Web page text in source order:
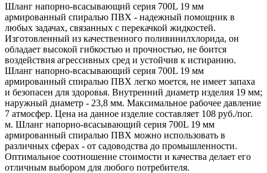
Шланг напорно-всасывающий серия 700L 19 мм
армированный спиралью ПВХ - надежный помощник в
любых задачах, связанных с перекачкой жидкостей.
Изготовленный из качественного поливинилхлорида, он
обладает высокой гибкостью и прочностью, не боится
воздействия агрессивных сред и устойчив к истиранию.
Шланг напорно-всасывающий серия 700L 19 мм
армированный спиралью ПВХ легко моется, не имеет запаха
и безопасен для здоровья. Внутренний диаметр изделия 19 мм;
наружный диаметр - 23,8 мм. Максимальное рабочее давление
7 атмосфер. Цена на данное изделие составляет 108 руб./пог.
м. Шланг напорно-всасывающий серия 700L 19 мм
армированный спиралью ПВХ можно использовать в
различных сферах - от садоводства до промышленности.
Оптимальное соотношение стоимости и качества делает его
отличным выбором для любого потребителя.